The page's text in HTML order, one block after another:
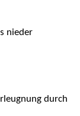
nieder
durch